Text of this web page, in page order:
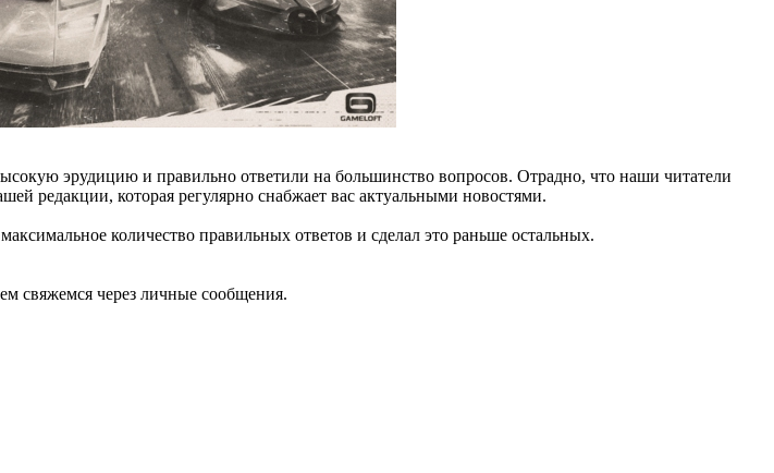
эрудицию и правильно ответили на большинство вопросов. Отрадно, что наши читатели
редакции, которая регулярно снабжает вас актуальными новостями.
количество правильных ответов и сделал это раньше остальных.
свяжемся через личные сообщения.